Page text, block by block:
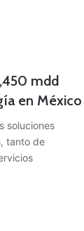
mdd
en México
soluciones
tanto de